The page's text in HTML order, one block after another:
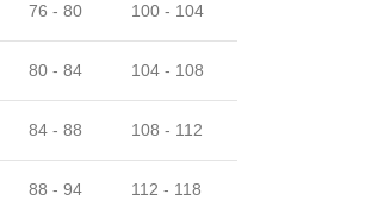
76 - 80 100 - 104
80 - 84 104 - 108
84 - 88 108 - 112
88 - 94 112 - 118